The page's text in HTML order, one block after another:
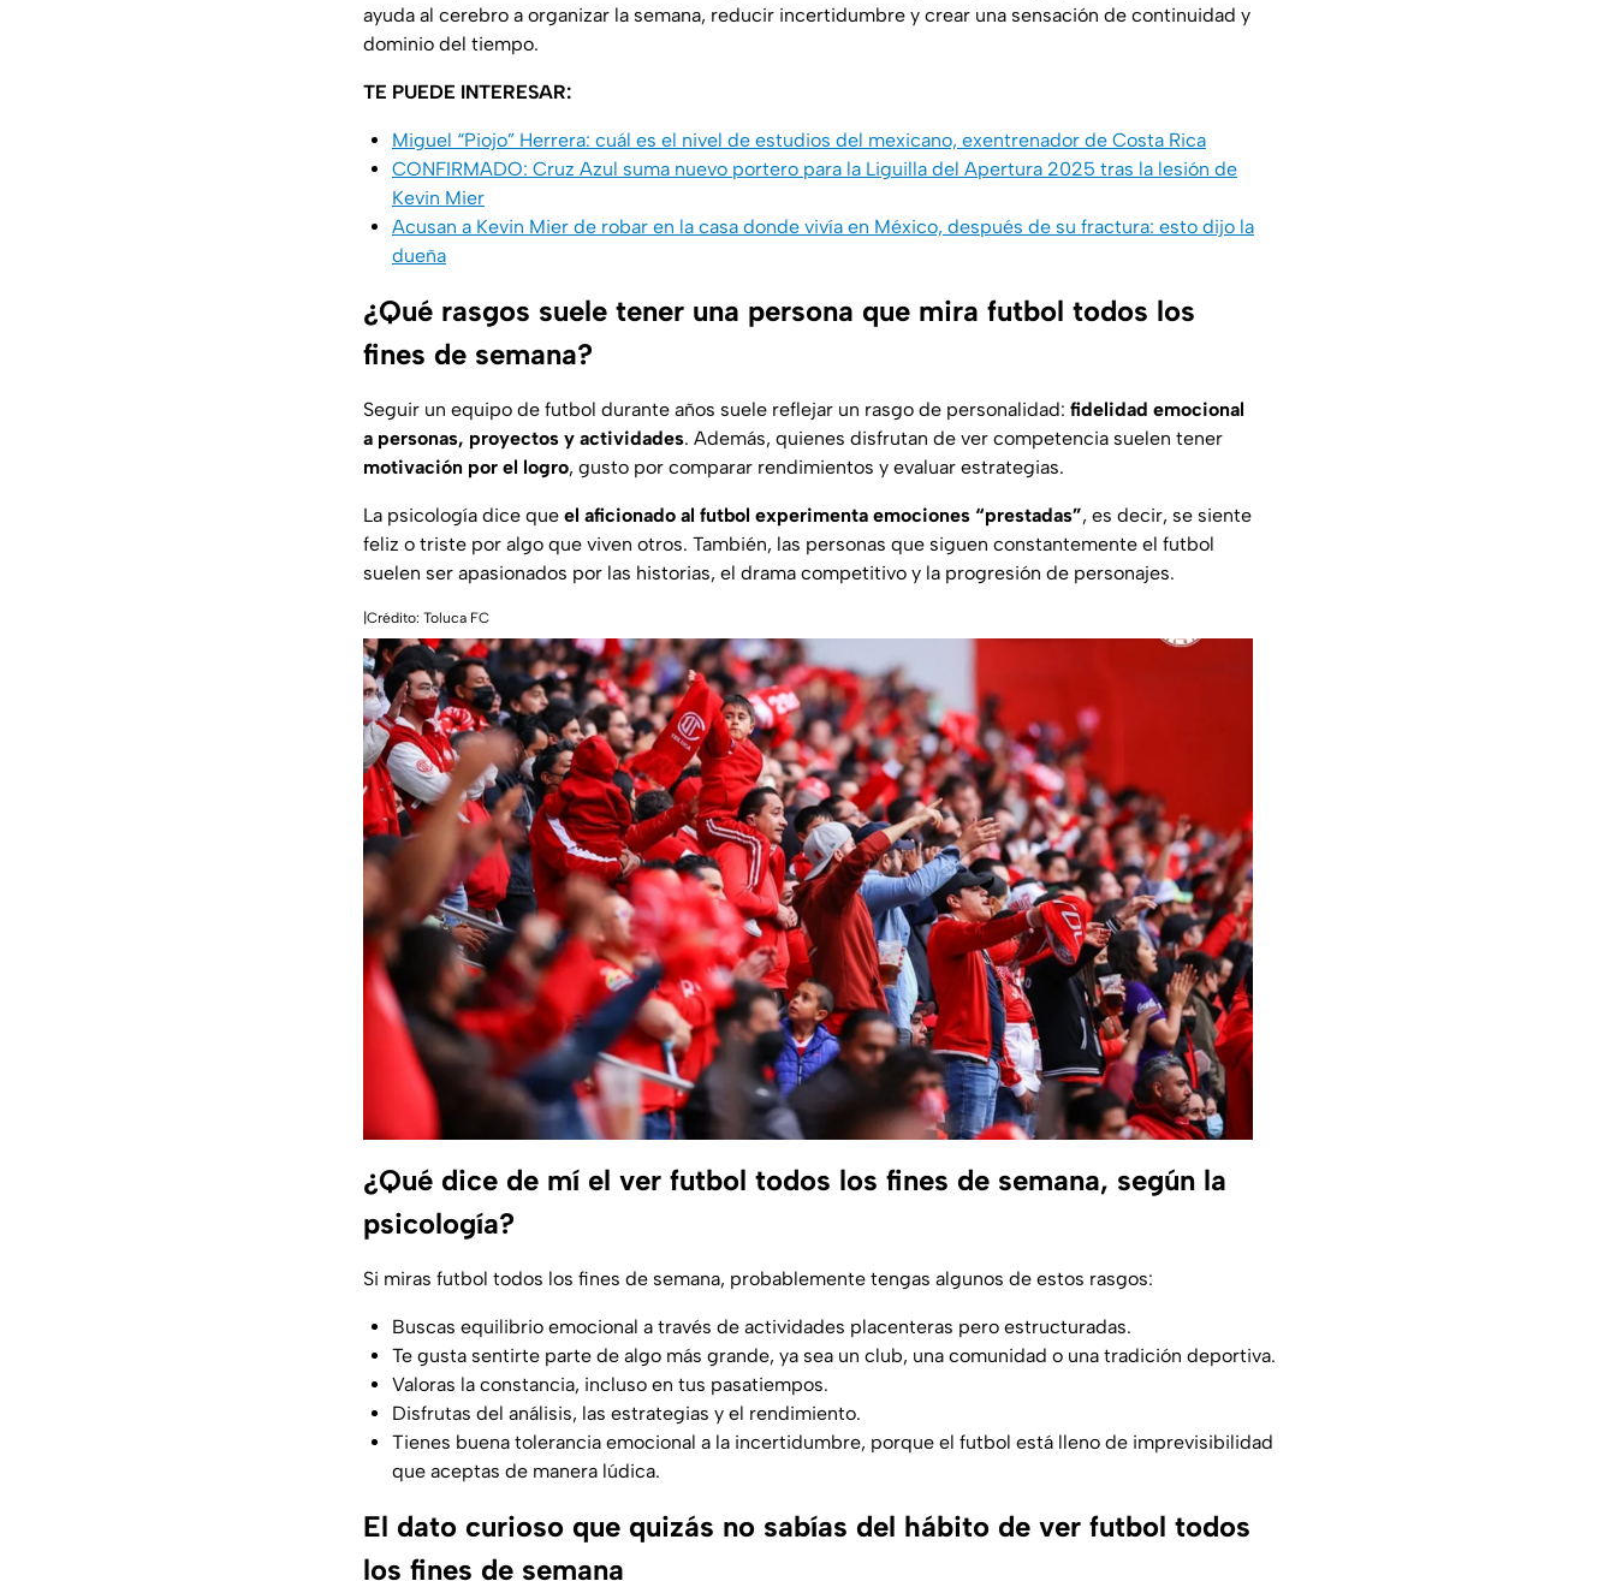
ayuda al cerebro a organizar la semana, reducir incertidumbre y crear una sensación de continuidad y
dominio del tiempo.
TE PUEDE INTERESAR:
Miguel “Piojo” Herrera: cuál es el nivel de estudios del mexicano, exentrenador de Costa Rica
CONFIRMADO: Cruz Azul suma nuevo portero para la Liguilla del Apertura 2025 tras la lesión de
Kevin Mier
Acusan a Kevin Mier de robar en la casa donde vivía en México, después de su fractura: esto dijo la
dueña
¿Qué rasgos suele tener una persona que mira futbol todos los
fines de semana?
Seguir un equipo de futbol durante años suele reflejar un rasgo de personalidad: fidelidad emocional
a personas, proyectos y actividades. Además, quienes disfrutan de ver competencia suelen tener
motivación por el logro, gusto por comparar rendimientos y evaluar estrategias.
La psicología dice que el aficionado al futbol experimenta emociones “prestadas”, es decir, se siente
feliz o triste por algo que viven otros. También, las personas que siguen constantemente el futbol
suelen ser apasionados por las historias, el drama competitivo y la progresión de personajes.
|Crédito: Toluca FC
¿Qué dice de mí el ver futbol todos los fines de semana, según la
psicología?
Si miras futbol todos los fines de semana, probablemente tengas algunos de estos rasgos:
Buscas equilibrio emocional a través de actividades placenteras pero estructuradas.
Te gusta sentirte parte de algo más grande, ya sea un club, una comunidad o una tradición deportiva.
Valoras la constancia, incluso en tus pasatiempos.
Disfrutas del análisis, las estrategias y el rendimiento.
Tienes buena tolerancia emocional a la incertidumbre, porque el futbol está lleno de imprevisibilidad
que aceptas de manera lúdica.
El dato curioso que quizás no sabías del hábito de ver futbol todos
los fines de semana